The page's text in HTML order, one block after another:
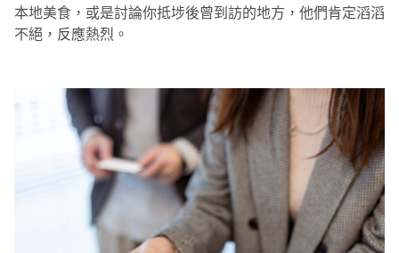
本地美食，或是討論你抵埗後曾到訪的地方，他們肯定滔滔
不絕，反應熱烈。